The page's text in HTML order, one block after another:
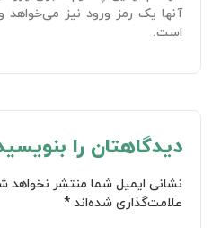
آنها یک رمز ورود نیز می‌خواهد
است.
دیدگاهتان را
نشانی ایمیل شما منتشر نخواهد
علامت‌گذاری شده‌اند*